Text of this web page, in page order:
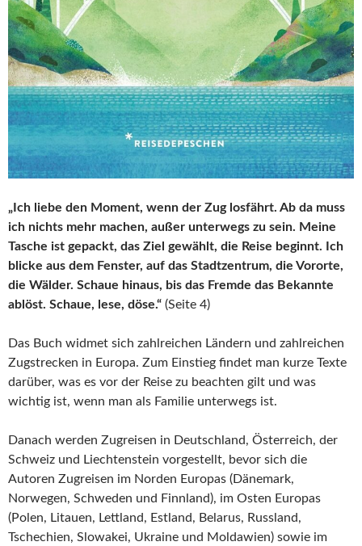
„Ich liebe den Moment, wenn der Zug losfährt. Ab da muss
ich nichts mehr machen, außer unterwegs zu sein. Meine
Tasche ist gepackt, das Ziel gewählt, die Reise beginnt. Ich
blicke aus dem Fenster, auf das Stadtzentrum, die Vororte,
die Wälder. Schaue hinaus, bis das Fremde das Bekannte
ablöst. Schaue, lese, döse.“ (Seite 4)
Das Buch widmet sich zahlreichen Ländern und zahlreichen
Zugstrecken in Europa. Zum Einstieg findet man kurze Texte
darüber, was es vor der Reise zu beachten gilt und was
wichtig ist, wenn man als Familie unterwegs ist.
Danach werden Zugreisen in Deutschland, Österreich, der
Schweiz und Liechtenstein vorgestellt, bevor sich die
Autoren Zugreisen im Norden Europas (Dänemark,
Norwegen, Schweden und Finnland), im Osten Europas
(Polen, Litauen, Lettland, Estland, Belarus, Russland,
Tschechien, Slowakei, Ukraine und Moldawien) sowie im